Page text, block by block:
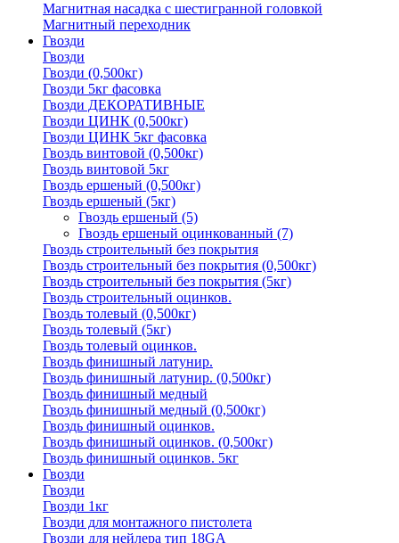
Магнитная насадка с шестигранной головкой
Магнитный переходник
Гвозди
Гвозди
Гвозди (0,500кг)
Гвозди 5кг фасовка
Гвозди ДЕКОРАТИВНЫЕ
Гвозди ЦИНК (0,500кг)
Гвозди ЦИНК 5кг фасовка
Гвоздь винтовой (0,500кг)
Гвоздь винтовой 5кг
Гвоздь ершеный (0,500кг)
Гвоздь ершеный (5кг)
Гвоздь ершеный (5)
Гвоздь ершеный оцинкованный (7)
Гвоздь строительный без покрытия
Гвоздь строительный без покрытия (0,500кг)
Гвоздь строительный без покрытия (5кг)
Гвоздь строительный оцинков.
Гвоздь толевый (0,500кг)
Гвоздь толевый (5кг)
Гвоздь толевый оцинков.
Гвоздь финишный латунир.
Гвоздь финишный латунир. (0,500кг)
Гвоздь финишный медный
Гвоздь финишный медный (0,500кг)
Гвоздь финишный оцинков.
Гвоздь финишный оцинков. (0,500кг)
Гвоздь финишный оцинков. 5кг
Гвозди
Гвозди
Гвозди 1кг
Гвозди для монтажного пистолета
Гвозди для нейлера тип 18GA